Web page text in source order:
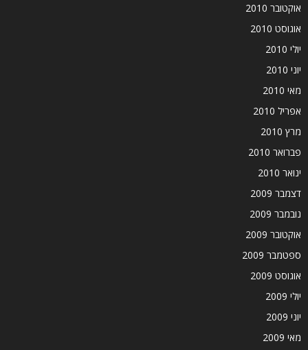
אוקטובר 2010
אוגוסט 2010
יולי 2010
יוני 2010
מאי 2010
אפריל 2010
מרץ 2010
פברואר 2010
ינואר 2010
דצמבר 2009
נובמבר 2009
אוקטובר 2009
ספטמבר 2009
אוגוסט 2009
יולי 2009
יוני 2009
מאי 2009